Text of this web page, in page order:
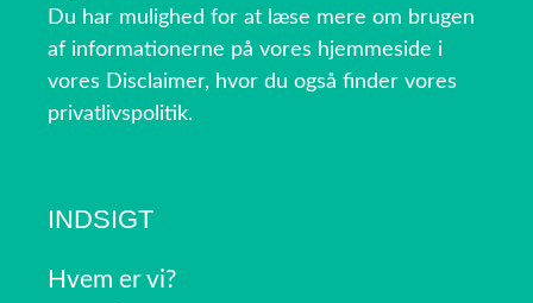
Du har mulighed for at læse mere om brugen
af informationerne på vores hjemmeside i
vores Disclaimer, hvor du også finder vores
privatlivspolitik.
INDSIGT
Hvem er vi?